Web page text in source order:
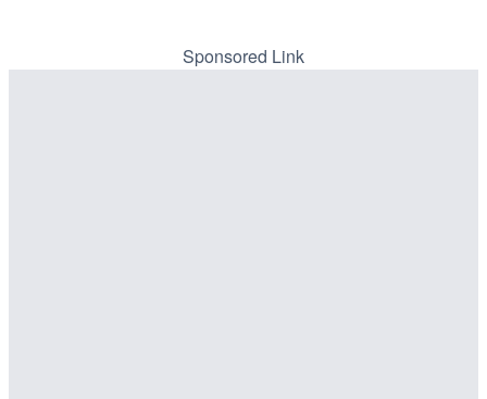
Sponsored Link